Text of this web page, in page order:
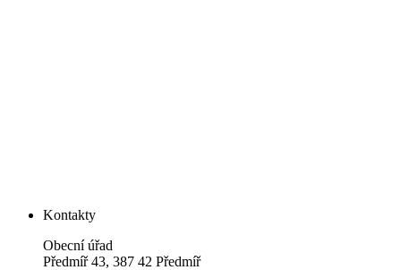
Kontakty
Obecní úřad
Předmíř 43, 387 42 Předmíř